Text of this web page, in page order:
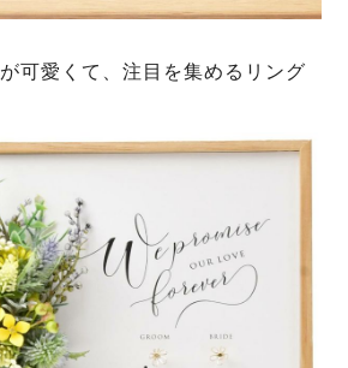
が可愛くて、注目を集めるリング